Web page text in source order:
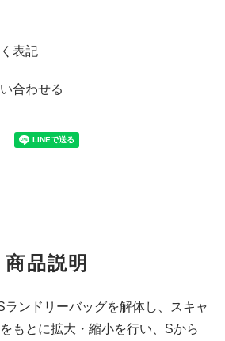
表記
合わせる
商品説明
ンドリーバッグを解体し、スキャ
もとに拡大・縮小を行い、Sから